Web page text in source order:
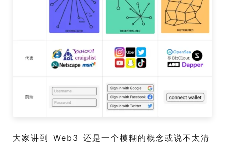
大家讲到 Web3 还是一个模糊的概念或说不太清